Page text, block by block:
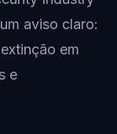
aviso claro:
em
e